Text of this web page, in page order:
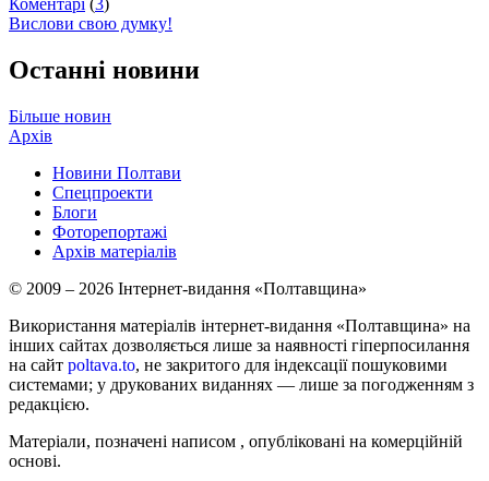
Коментарі (3)
Вислови свою думку!
Останні новини
Більше новин
Архів
Новини Полтави
Спецпроекти
Блоги
Фоторепортажі
Архів матеріалів
© 2009 – 2026 Інтернет-видання «Полтавщина»
Використання матеріалів інтернет-видання «Полтавщина» на
інших сайтах дозволяється лише за наявності гіперпосилання
на сайт poltava.to, не закритого для індексації пошуковими
системами; у друкованих виданнях — лише за погодженням з
редакцією.
Матеріали, позначені написом , опубліковані на комерційній
основі.